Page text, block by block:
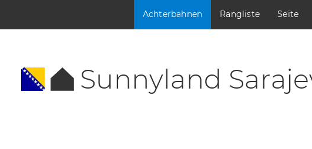
Achterbahnen Rangliste Seite
Sunnyland